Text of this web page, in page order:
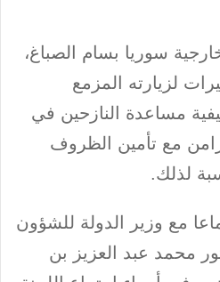
سوريا بسام الصباغ،
لزيارته المزمع
مساعدة النازحين في
مع تأمين الظروف
لذلك.
مع وزير الدولة للشؤون
محمد عبد العزيز بن